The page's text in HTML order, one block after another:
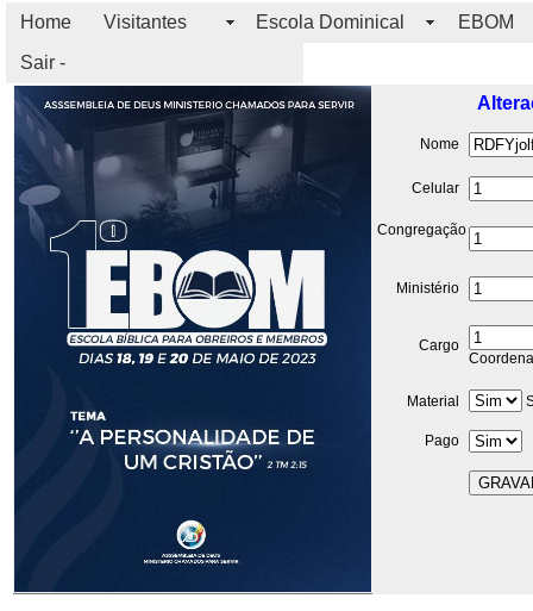
Home Visitantes Escola Dominical
EBOM
Sair -
Nome
Celular
Congregação
Ministério
Cargo
Material
Pago